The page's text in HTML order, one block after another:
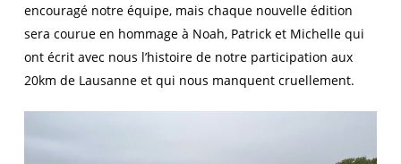
encouragé notre équipe, mais chaque nouvelle édition
sera courue en hommage à Noah, Patrick et Michelle qui
ont écrit avec nous l’histoire de notre participation aux
20km de Lausanne et qui nous manquent cruellement.